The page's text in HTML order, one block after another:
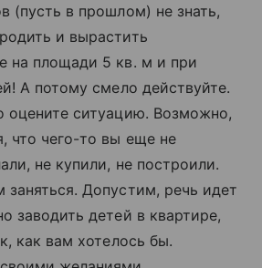
(пусть в прошлом) не знать,
и вырастить
на площади 5 кв. м и при
А потому смело действуйте.
оцените ситуацию. Возможно,
что чего-то вы еще не
не купили, не построили.
Допустим, речь идет
заводить детей в квартире,
как вам хотелось бы.